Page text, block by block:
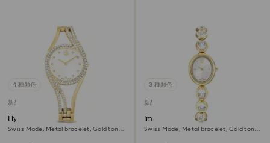
4 種顏色
新品
Hyperbola bangle watch
Swiss Made, Metal bracelet, Gold tone,
3 種顏色
新品
Imber oval watch
Swiss Made, Metal bracelet, Gold tone,